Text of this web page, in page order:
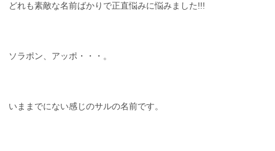
どれも素敵な名前ばかりで正直悩みに悩みました!!!
ソラポン、アッポ・・・。
いままでにない感じのサルの名前です。